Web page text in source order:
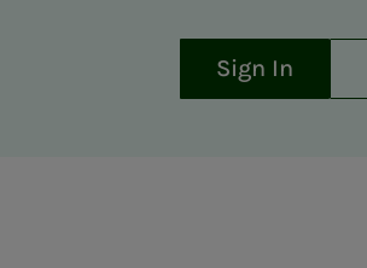
Sign In